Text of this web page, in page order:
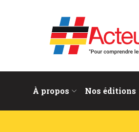
Acteurs du franco-allemand
À propos Nos éditions